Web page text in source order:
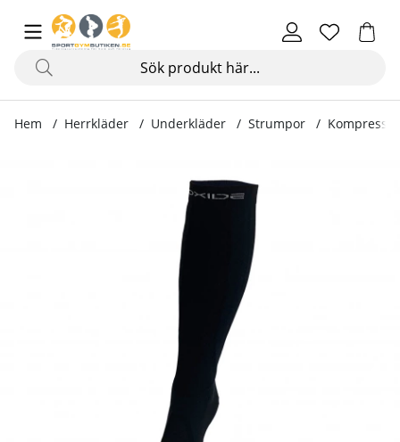
Hem Herrkläder Underkläder Strumpor